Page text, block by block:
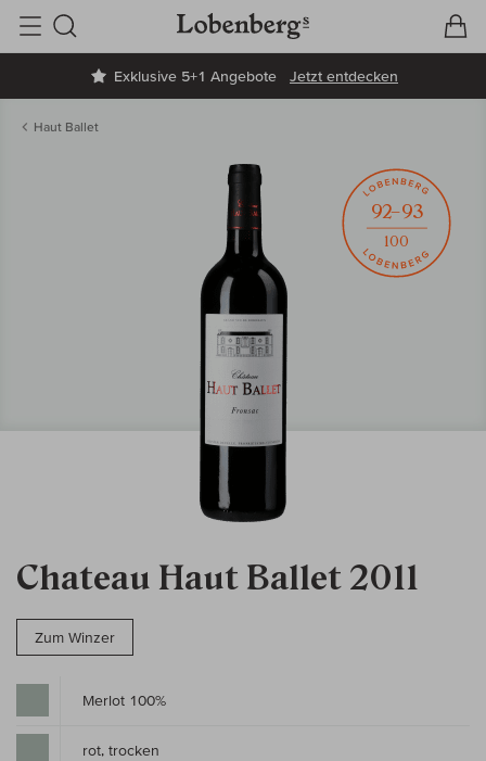
Exklusive 5+1 Angebote Jetzt entdecken
Suche
Haut Ballet
Chateau Haut Ballet 2011
Zum Winzer
92–93
100
Merlot 100%
rot, trocken